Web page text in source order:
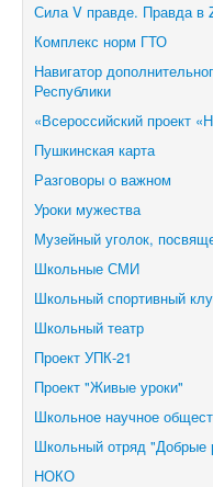
Сила V правде. Правда в
Комплекс норм ГТО
Навигатор
Республики
«Всероссийский проект
Пушкинская карта
Разговоры о важном
Уроки мужества
Музейный уголок,
Школьные СМИ
Школьный спортивный
Школьный театр
Проект УПК-21
Проект "Живые уроки"
Школьное научное
Школьный отряд "Добрые
НОКО